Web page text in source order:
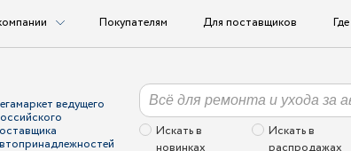
Покупателям Для поставщиков
ведущего
Искать в
Искать в